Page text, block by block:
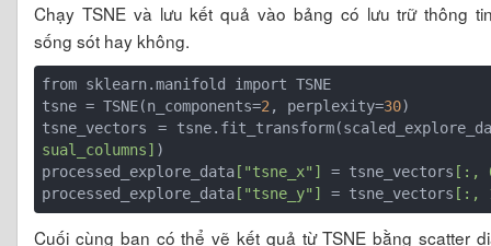
Chạy TSNE và lưu kết quả vào bảng có lưu trữ thông
sống sót hay không.
from sklearn.manifold import TSNE
tsne = TSNE(n_components=2, perplexity=30)
tsne_vectors =
sual_columns] )
processed_explore_data ["tsne_x"] = tsne_vectors [:,
processed_explore_data ["tsne_y"] = tsne_vectors [:,
Cuối cùng bạn có thể vẽ kết quả từ TSNE bằng scatter